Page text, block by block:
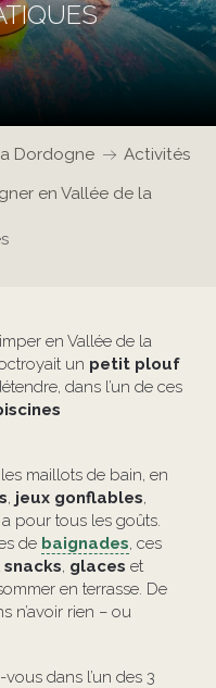
Dordogne
Activités
en Vallée de la
en Vallée de la
un petit plouf
dans l’un de ces
maillots de bain, en
, jeux gonflables,
a pour tous les goûts.
de baignades, ces
snacks, glaces et
en terrasse. De
n’avoir rien – ou
dans l’un des 3